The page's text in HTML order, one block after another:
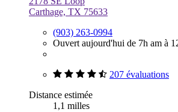
Carthage, TX 75633
(903) 263-0994
Ouvert aujourd'hui de 7h am à
207 évaluations
Distance estimée
1,1 milles